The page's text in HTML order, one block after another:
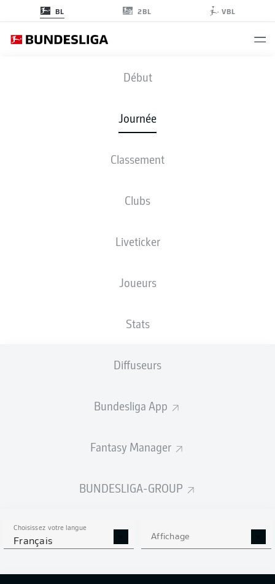
BL 2BL VBL
Début
Journée
Classement
Clubs
Liveticker
Joueurs
Stats
Diffuseurs
Bundesliga App
Fantasy Manager
BUNDESLIGA-GROUP
Choisissez votre langue
Français Affichage
B04 - TSG
COMPOSITIONS STATISTIQUES
0
0 % Précision 0 %